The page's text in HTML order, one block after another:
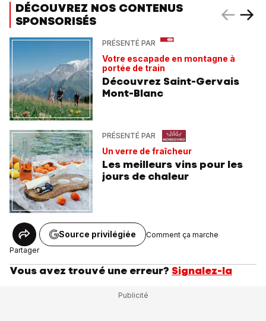
DÉCOUVREZ NOS CONTENUS
SPONSORISÉS
PRÉSENTÉ PAR
Votre escapade en montagne à
portée de train
Découvrez Saint-Gervais
Mont-Blanc
PRÉSENTÉ PAR
Un verre de fraîcheur
Les meilleurs vins pour les
jours de chaleur
Partager
Source privilégiée Comment ça marche
Vous avez trouvé une erreur? Signalez-la